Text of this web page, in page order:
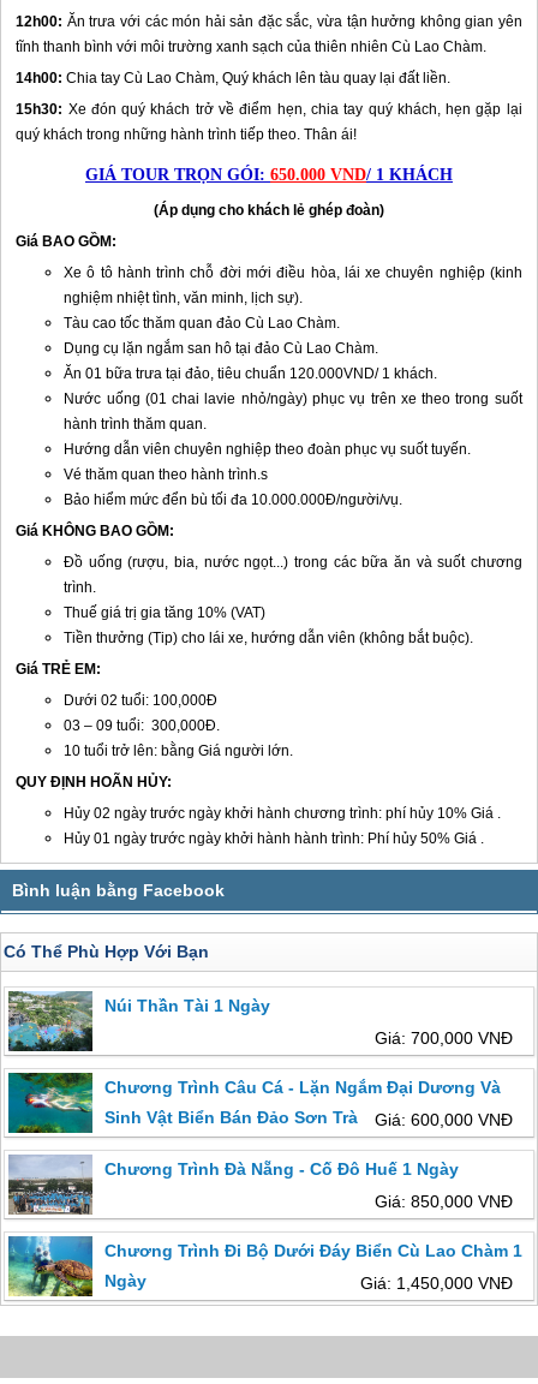
12h00: Ăn trưa với các món hải sản đặc sắc, vừa tận hưởng không gian yên
tĩnh thanh bình với môi trường xanh sạch của thiên nhiên Cù Lao Chàm.
14h00:Chia tay Cù Lao Chàm, Quý khách lên tàu quay lại đất liền.
15h30: Xe đón quý khách trở về điểm hẹn, chia tay quý khách, hẹn gặp lại
quý khách trong những hành trình tiếp theo. Thân ái!
GIÁ TOUR TRỌN GÓI: 650.000 VND/ 1 KHÁCH
(Áp dụng cho khách lẻ ghép đoàn)
Giá BAO GỒM:
Xe ô tô hành trình chỗ đời mới điều hòa, lái xe chuyên nghiệp (kinh
nghiệm nhiệt tình, văn minh, lịch sự).
Tàu cao tốc thăm quan đảo Cù Lao Chàm.
Dụng cụ lặn ngắm san hô tại đảo Cù Lao Chàm.
Ăn 01 bữa trưa tại đảo, tiêu chuẩn 120.000VND/ 1 khách.
Nước uống (01 chai lavie nhỏ/ngày) phục vụ trên xe theo trong suốt
hành trình thăm quan.
Hướng dẫn viên chuyên nghiệp theo đoàn phục vụ suốt tuyến.
Vé thăm quan theo hành trình.s
Bảo hiểm mức đển bù tối đa 10.000.000Đ/người/vụ.
Giá KHÔNG BAO GỒM:
Đồ uống (rượu, bia, nước ngọt...) trong các bữa ăn và suốt chương
trình.
Thuế giá trị gia tăng 10% (VAT)
Tiền thưởng (Tip) cho lái xe, hướng dẫn viên (không bắt buộc).
Giá TRẺ EM:
Dưới 02 tuổi: 100,000Đ
03 – 09 tuổi: 300,000Đ.
10 tuổi trở lên: bằng Giá người lớn.
QUY ĐỊNH HOÃN HỦY:
Hủy 02 ngày trước ngày khởi hành chương trình: phí hủy 10% Giá .
Hủy 01 ngày trước ngày khởi hành hành trình: Phí hủy 50% Giá .
Có Thể Phù Hợp Với Bạn
Núi Thần Tài 1 Ngày
Giá: 700,000 VNĐ
Chương Trình Câu Cá - Lặn Ngắm Đại Dương Và
Sinh Vật Biển Bán Đảo Sơn Trà
Giá: 600,000 VNĐ
Chương Trình Đà Nẵng - Cố Đô Huế 1 Ngày
Giá: 850,000 VNĐ
Chương Trình Đi Bộ Dưới Đáy Biển Cù Lao Chàm 1
Ngày
Giá: 1,450,000 VNĐ